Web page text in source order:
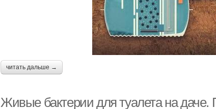
читать дальше →
Живые бактерии для туалета на даче.